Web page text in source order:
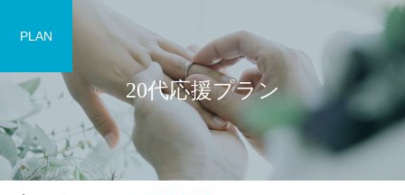
20代応援プラン
PLAN